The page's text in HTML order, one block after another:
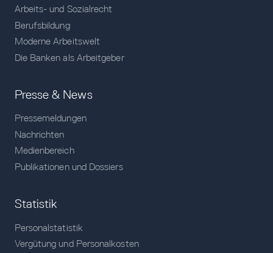
Arbeits- und Sozialrecht
Berufsbildung
Moderne Arbeitswelt
Die Banken als Arbeitgeber
Presse & News
Pressemeldungen
Nachrichten
Medienbereich
Publikationen und Dossiers
Statistik
Personalstatistik
Vergütung und Personalkosten